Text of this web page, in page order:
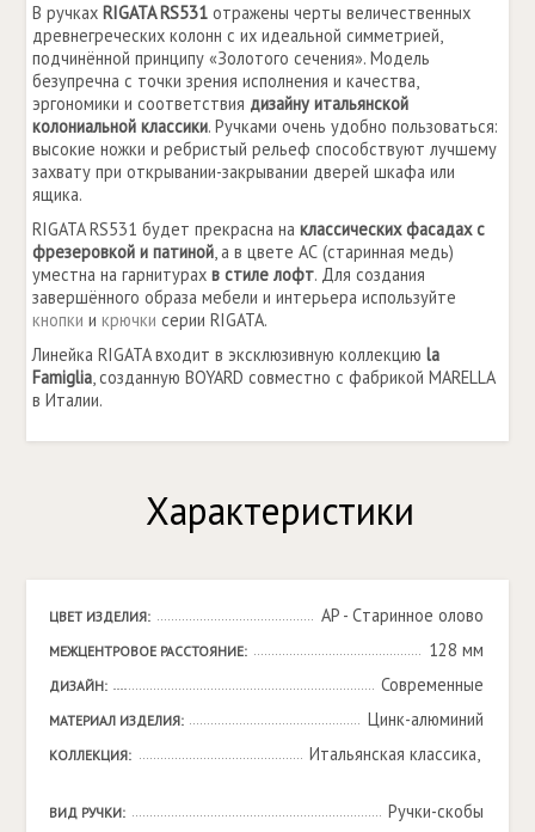
В ручках RIGATA RS531 отражены черты величе­ственных
древнегреческих колонн с их иде­альной симметрией,
подчинённой принципу «Золотого сечения». Модель
безупречна с точки зрения исполнения и качества,
эргономики и соответствия дизайну итальянской
колониальной класси­ки. Ручками очень удобно пользоваться:
высокие ножки и ребристый рельеф способствуют лучшему
захвату при открывании-закрывании дверей шкафа или
ящика.
RIGATA RS531 будет прекрасна наклассических фасадах с
фрезеровкой и патиной, а в цвете АС (старинная медь)
уместна на гарнитурахв стиле лофт. Для создания
завершённого образа мебели и интерьера используйте
кнопки и крючки серии RIGATA.
Линейка RIGATA входит в эксклюзивную коллекциюla
Famiglia, созданную BOYARD совместно с фабрикой MARELLA
в Италии.
Характеристики
ЦВЕТ ИЗДЕЛИЯ: AP - Cтаринное олово
МЕЖЦЕНТРОВОЕ РАССТОЯНИЕ: 128 мм
ДИЗАЙН: Современные
МАТЕРИАЛ ИЗДЕЛИЯ: Цинк-алюминий
КОЛЛЕКЦИЯ: Итальянская классика,
ВИД РУЧКИ: Ручки-скобы